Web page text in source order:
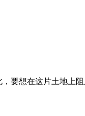
要想在这片土地上